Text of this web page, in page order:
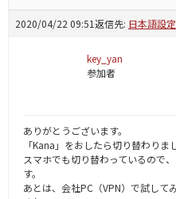
2020/04/22 09:51返信先: 日本語設
key_yan
参加者
ありがとうございます。
「Kana」をおしたら切り替わりま
スマホでも切り替わっているので
す。
あとは、会社PC（VPN）で試して